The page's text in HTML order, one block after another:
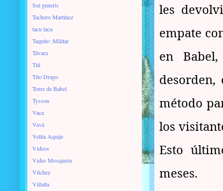
les
empate
en
método
los
Esto
meses.
Sui generis
Tachero Martínez
tacu tacu
Taquito ;Militar
Távara
Titi
Tito Drago
Torre de Babel
Tysson
Vaca
Vavá
Velita Aquije
Videos
Vides Mosquera
Vilchez
Villalta